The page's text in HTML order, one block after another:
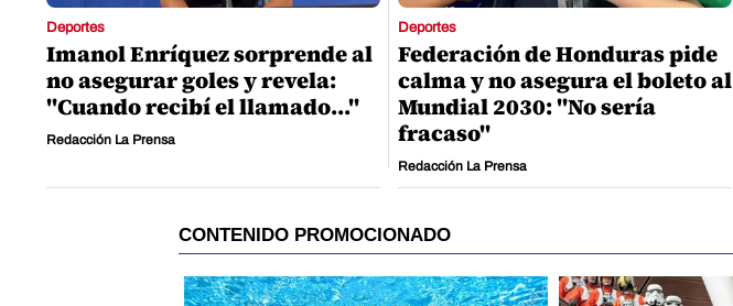
Deportes
Imanol Enríquez sorprende al
no asegurar goles y revela:
"Cuando recibí el llamado..."
Redacción La Prensa
Deportes
Federación de Honduras pide
calma y no asegura el boleto al
Mundial 2030: "No sería
fracaso"
Redacción La Prensa